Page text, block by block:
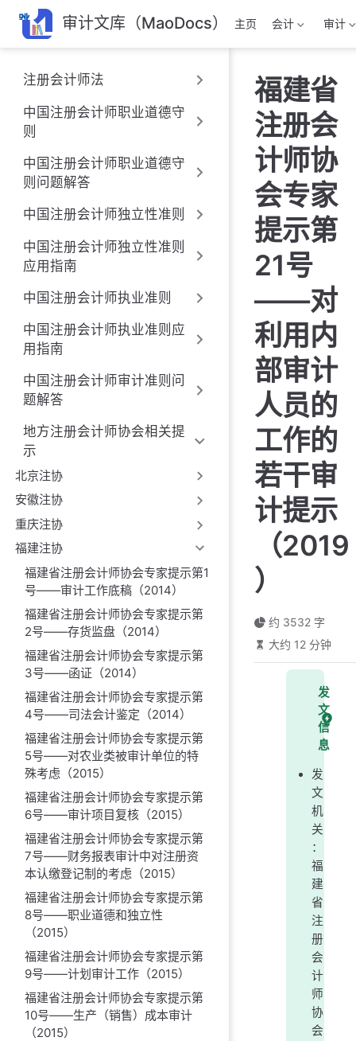
跳
至
主
要
內
容
审计文库（MaoDocs） 主页 会计 审计
注册会计师法
中国注册会计师职业道德守
则
中国注册会计师职业道德守
则问题解答
中国注册会计师独立性准则
中国注册会计师独立性准则
应用指南
中国注册会计师执业准则
中国注册会计师执业准则应
用指南
中国注册会计师审计准则问
题解答
地方注册会计师协会相关提
示
北京注协
安徽注协
重庆注协
福建注协
福建省注册会计师协会专家提示第1
号——审计工作底稿（2014）
福建省注册会计师协会专家提示第
2号——存货监盘（2014）
福建省注册会计师协会专家提示第
3号——函证（2014）
福建省注册会计师协会专家提示第
4号——司法会计鉴定（2014）
福建省注册会计师协会专家提示第
5号——对农业类被审计单位的特
殊考虑（2015）
福建省注册会计师协会专家提示第
6号——审计项目复核（2015）
福建省注册会计师协会专家提示第
7号——财务报表审计中对注册资
本认缴登记制的考虑（2015）
福建省注册会计师协会专家提示第
8号——职业道德和独立性
（2015）
福建省注册会计师协会专家提示第
9号——计划审计工作（2015）
福建省注册会计师协会专家提示第
10号——生产（销售）成本审计
（2015）
福建省
注册会
计师协
会专家
提示第
21号
——对
利用内
部审计
人员的
工作的
若干审
计提示
（2019
）
约 3532 字
大约 12 分钟
发
文
信
息
发
文
机
关
：
福
建
省
注
册
会
计
师
协
会